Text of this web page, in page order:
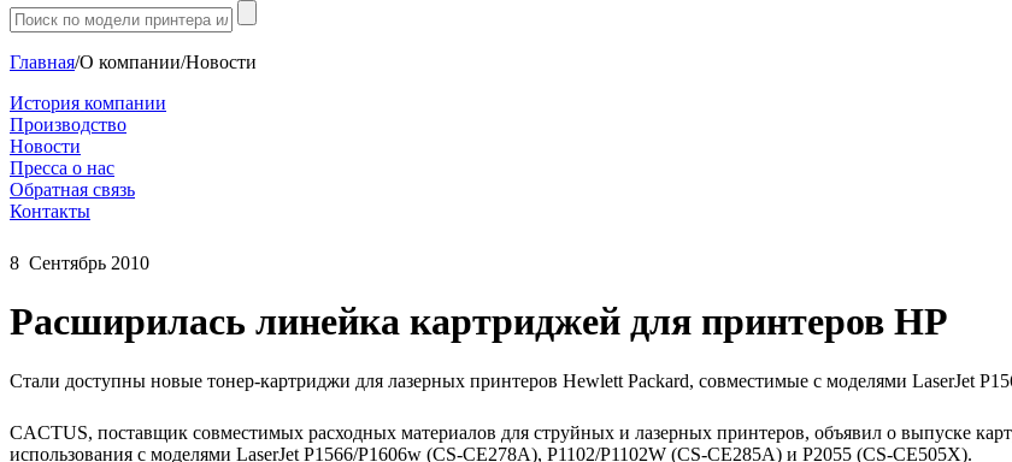
Главная/О компании/Новости
История компании
Производство
Новости
Пресса о нас
Обратная связь
Контакты
8 Сентябрь 2010
Расширилась линейка картриджей для принтеров HP
Стали доступны новые тонер-картриджи для лазерных принтеров Hewlett Packard, совместимые с моделями LaserJet
CACTUS, поставщик совместимых расходных материалов для струйных и лазерных принтеров, объявил о выпуске
использования с моделями LaserJet P1566/P1606w (CS-CE278A), P1102/P1102W (CS-CE285A) и P2055 (CS-CE505X).